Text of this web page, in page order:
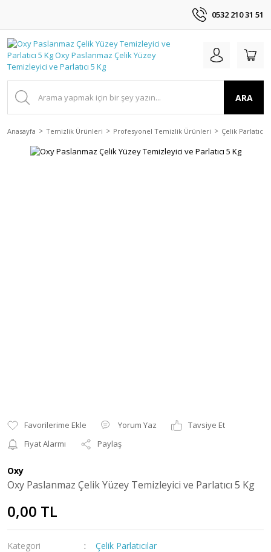
0532 210 31 51
ARA
Anasayfa Temizlik Ürünleri Profesyonel Temizlik Ürünleri Çelik
Yorum Yaz
Tavsiye Et
Fiyat Alarmı
Paylaş
Oxy
Oxy Paslanmaz Çelik Yüzey Temizleyici ve Parlatıcı 5 Kg
0,00 TL
Kategori
Çelik Parlatıcılar